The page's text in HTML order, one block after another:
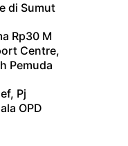
di Sumut
Rp30 M
Centre,
Pemuda
Pj
OPD